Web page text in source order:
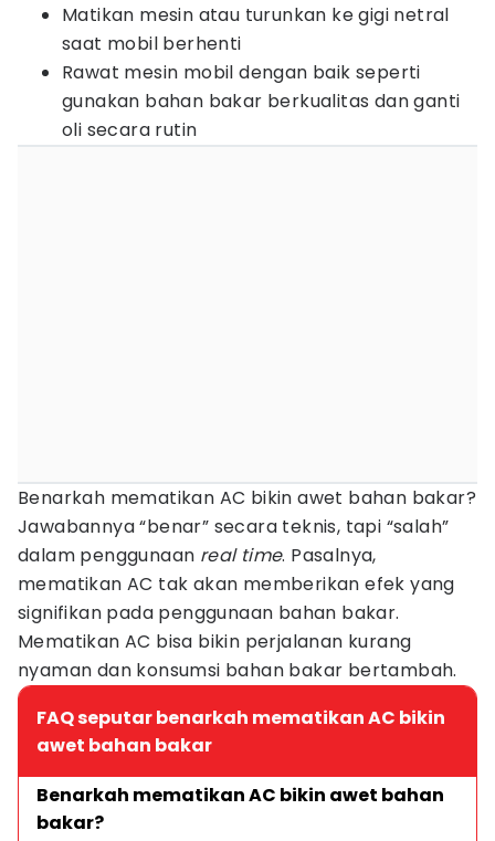
Matikan mesin atau turunkan ke gigi netral
saat mobil berhenti
Rawat mesin mobil dengan baik seperti
gunakan bahan bakar berkualitas dan ganti
oli secara rutin
Benarkah mematikan AC bikin awet bahan bakar?
Jawabannya “benar” secara teknis, tapi “salah”
dalam penggunaan real time. Pasalnya,
mematikan AC tak akan memberikan efek yang
signifikan pada penggunaan bahan bakar.
Mematikan AC bisa bikin perjalanan kurang
nyaman dan konsumsi bahan bakar bertambah.
FAQ seputar benarkah mematikan AC bikin
awet bahan bakar
Benarkah mematikan AC bikin awet bahan
bakar?